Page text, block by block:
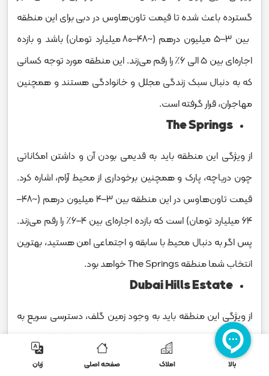
گسترده باعث شده تا قیمت تاون‌هاوس در دبی برای این منطقه
بین ۳–۵ میلیون درهم (~۴۸–۸۰ میلیارد تومان) باشد و بازده
اجاره‌ای بین ۵ الی ۶٪ را رقم می‌زند. این منطقه مورد توجه کسانی
که به دنبال سبک زندگی مجلل و خانوادگی هستند و همچنین
مهاجران، قرار گرفته است.
The Springs
از ویژگی‌ این منطقه باید به قدیمی بودن آن و داشتن امکاناتی
چون دریاچه، پارک‌ و همچنین برخوداری از محیط آرام، اشاره کرد.
قیمت تاون‌هاوس در این منطقه بین ۳–۴ میلیون درهم (~۴۸–
۶۴ میلیارد تومان) است که بازده اجاره‌ای بین ۴–۶٪ را رقم می‌زند.
پس اگر به دنبال محیط با سابقه و اجتماعی امن هستید، بهترین
انتخاب شما منطقه The Springs خواهد بود.
Dubai Hills Estate
از ویژگی این منطقه باید به وجود زمین گلف، دسترسی سریع به
Downtown و همچنین امکانات لوکس اشاره کرد که همین
موضوع باعث شده تا قیمت تاون‌هاوس در دبی برای منطقه دبی
بالا املاک صفحه اصلی زبان